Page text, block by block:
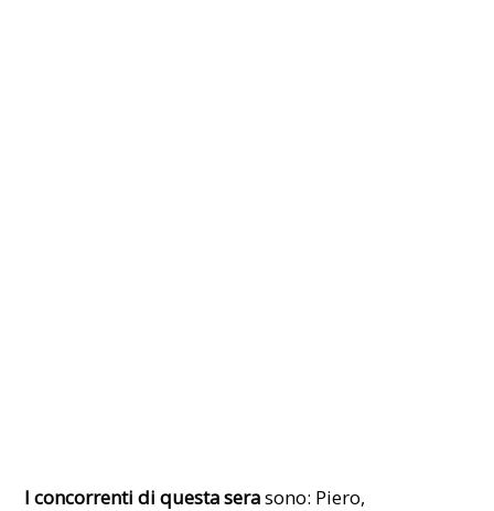
I concorrenti di questa serasono: Piero,